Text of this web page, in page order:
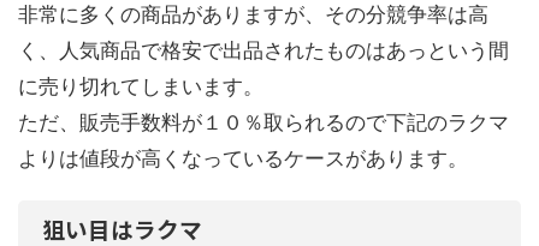
非常に多くの商品がありますが、その分競争率は高
く、人気商品で格安で出品されたものはあっという間
に売り切れてしまいます。
ただ、販売手数料が１０％取られるので下記のラクマ
よりは値段が高くなっているケースがあります。
狙い目はラクマ